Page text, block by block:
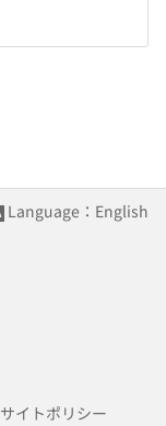
Language：English
サイトポリシー